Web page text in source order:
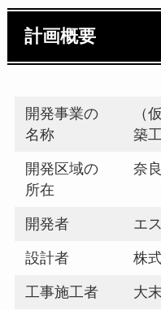
計画概要
開発事業の
名称
（
築
開発区域の
所在
奈
開発者 エ
設計者 株
工事施工者 大